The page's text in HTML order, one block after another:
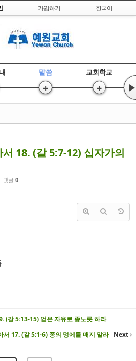
Skip to content가입하기 한국어
말씀
+
교회학교
+ ▶
18. (갈 5:7-12) 십자가의
댓글 0
(갈 5:13-15) 얻은 자유로 종노릇 하라
서 17. (갈 5:1-6) 종의 멍에를 매지 말라 Next
스케치북5
케치북5